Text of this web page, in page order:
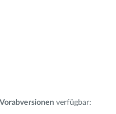
Vorabversionen verfügbar: